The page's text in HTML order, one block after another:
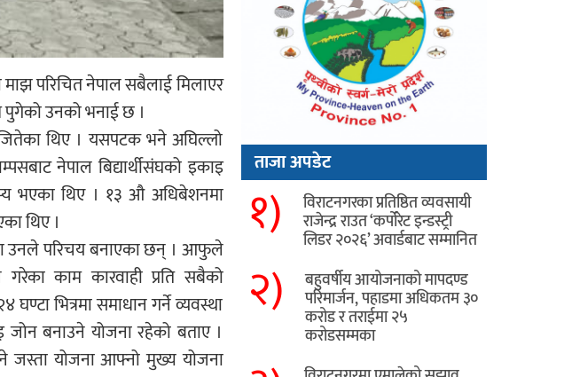
माझ परिचित नेपाल सबैलाई मिलाएर
पुगेको उनको भनाई छ ।
थिए । यसपटक भने अघिल्लो
नेपाल बिद्यार्थीसंघको इकाइ
भएका थिए । १३ औ अधिबेशनमा
थिए ।
उनले परिचय बनाएका छन् । आफुले
काम कारवाही प्रति सबैको
भित्रमा समाधान गर्ने व्यवस्था
जोन बनाउने योजना रहेको बताए ।
जस्ता योजना आफ्नो मुख्य योजना
ताजा अपडेट
१) विराटनगरका प्रतिष्ठित व्यवसायी
राजेन्द्र राउत ‘कर्पोरेट इन्डस्ट्री
लिडर २०२६’ अवार्डबाट सम्मानित
२) बहुवर्षीय आयोजनाको मापदण्ड
परिमार्जन, पहाडमा अधिकतम ३०
करोड र तराईमा २५
करोडसम्मका